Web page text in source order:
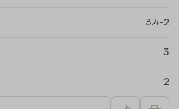
3.4-2
3
2